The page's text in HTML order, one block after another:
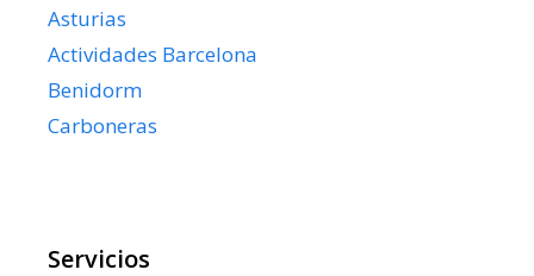
Asturias
Actividades Barcelona
Benidorm
Carboneras
Servicios